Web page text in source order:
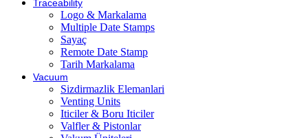
Traceability
Logo & Markalama
Multiple Date Stamps
Sayaç
Remote Date Stamp
Tarih Markalama
Vacuum
Sizdirmazlik Elemanlari
Venting Units
Iticiler & Boru Iticiler
Valfler & Pistonlar